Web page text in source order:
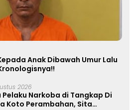
Anak Dibawah Umur Lalu
2026
Pelaku Narkoba di Tangkap Di
Koto Perambahan, Sita